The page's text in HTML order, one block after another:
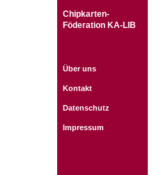
Chipkarten-
Föderation KA-LIB
Über uns
Kontakt
Datenschutz
Impressum